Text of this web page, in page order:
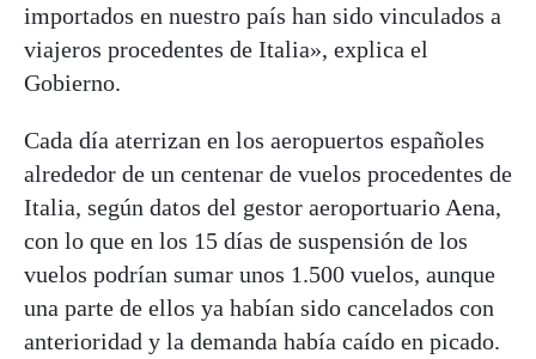
importados en nuestro país han sido vinculados a
viajeros procedentes de Italia», explica el
Gobierno.
Cada día aterrizan en los aeropuertos españoles
alrededor de un centenar de vuelos procedentes de
Italia, según datos del gestor aeroportuario Aena,
con lo que en los 15 días de suspensión de los
vuelos podrían sumar unos 1.500 vuelos, aunque
una parte de ellos ya habían sido cancelados con
anterioridad y la demanda había caído en picado.